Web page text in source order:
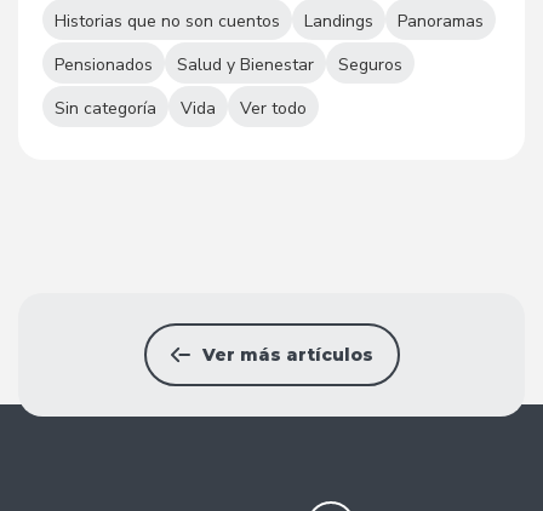
Historias que no son cuentos
Landings
Panoramas
Pensionados
Salud y Bienestar
Seguros
Sin categoría
Vida Ver todo
Ver más artículos